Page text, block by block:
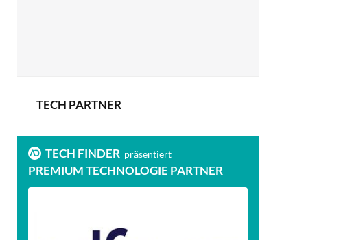
TECH PARTNER
TECH FINDER präsentiert
PREMIUM TECHNOLOGIE PARTNER